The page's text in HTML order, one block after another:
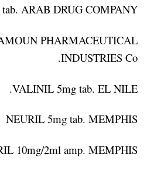
ARAB DRUG COMPANY.
PHARMACEUTICAL
INDUSTRIES Co.
VALINIL 5mg tab. EL NILE.
NEURIL 5mg tab. MEMPHIS
10mg/2ml amp. MEMPHIS